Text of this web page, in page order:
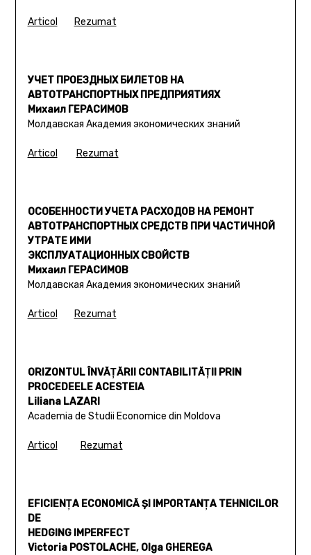
Articol Rezumat
УЧЕТ ПРОЕЗДНЫХ БИЛЕТОВ НА
АВТОТРАНСПОРТНЫХ ПРЕДПРИЯТИЯХ
Михаил ГЕРАСИМОВ
Молдавская Академия экономических знаний
Articol Rezumat
ОСОБЕННОСТИ УЧЕТА РАСХОДОВ НА РЕМОНТ
АВТОТРАНСПОРТНЫХ СРЕДСТВ ПРИ ЧАСТИЧНОЙ
УТРАТЕ ИМИ
ЭКСПЛУАТАЦИОННЫХ СВОЙСТВ
Михаил ГЕРАСИМОВ
Молдавская Академия экономических знаний
Articol Rezumat
ORIZONTUL ÎNVĂŢĂRII CONTABILITĂŢII PRIN
PROCEDEELE ACESTEIA
Liliana LAZARI
Academia de Studii Economice din Moldova
Articol Rezumat
EFICIENŢA ECONOMICĂ ŞI IMPORTANŢA TEHNICILOR
DE
HEDGING IMPERFECT
Victoria POSTOLACHE, Olga GHEREGA